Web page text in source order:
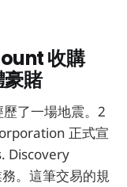
收購
賭
了一場地震。2
正式宣
Discovery
。這筆交易的規